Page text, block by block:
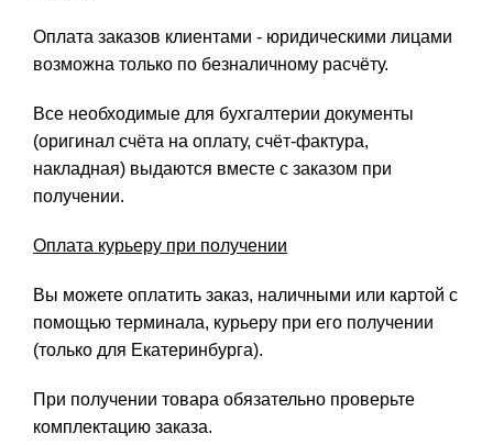
Оплата заказов клиентами - юридическими лицами
возможна только по безналичному расчёту.
Все необходимые для бухгалтерии документы
(оригинал счёта на оплату, счёт-фактура,
накладная) выдаются вместе с заказом при
получении.
Оплата курьеру при получении
Вы можете оплатить заказ, наличными или картой с
помощью терминала, курьеру при его получении
(только для Екатеринбурга).
При получении товара обязательно проверьте
комплектацию заказа.